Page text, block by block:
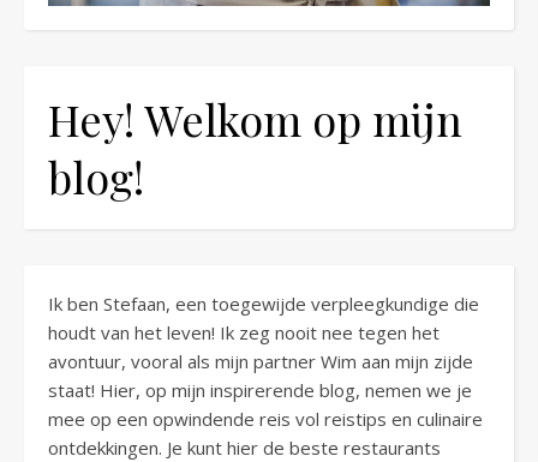
Hey! Welkom op mijn
blog!
Ik ben Stefaan, een toegewijde verpleegkundige die
houdt van het leven! Ik zeg nooit nee tegen het
avontuur, vooral als mijn partner Wim aan mijn zijde
staat! Hier, op mijn inspirerende blog, nemen we je
mee op een opwindende reis vol reistips en culinaire
ontdekkingen. Je kunt hier de beste restaurants